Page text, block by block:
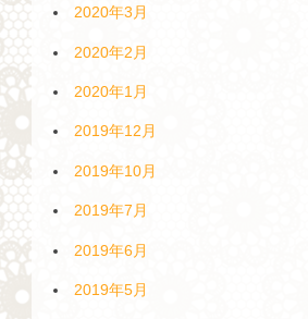
2020年3月
2020年2月
2020年1月
2019年12月
2019年10月
2019年7月
2019年6月
2019年5月